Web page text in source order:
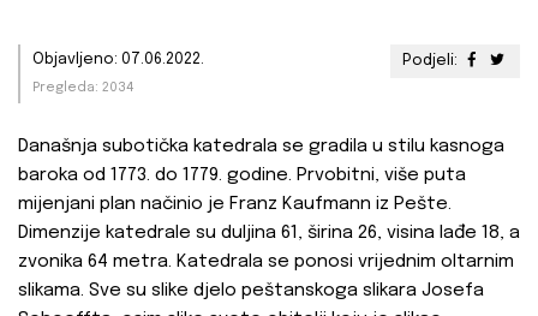
Podjeli:
Objavljeno: 07.06.2022.
Pregleda: 2034
Današnja subotička katedrala se gradila u stilu kasnoga
baroka od 1773. do 1779. godine. Prvobitni, više puta
mijenjani plan načinio je Franz Kaufmann iz Pešte.
Dimenzije katedrale su duljina 61, širina 26, visina lađe 18, a
zvonika 64 metra. Katedrala se ponosi vrijednim oltarnim
slikama. Sve su slike djelo peštanskoga slikara Josefa